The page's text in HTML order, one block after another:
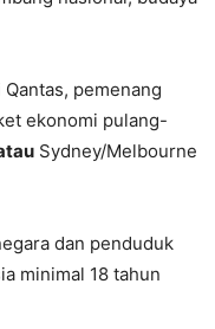
pemenang
ekonomi pulang-
Sydney/Melbourne
dan penduduk
minimal 18 tahun